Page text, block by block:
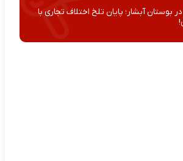
آبشار؛ پایان تلخ اختلاف تجاری با